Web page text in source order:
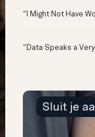
“I Might Not Have
“Data Speaks a
Sluit je